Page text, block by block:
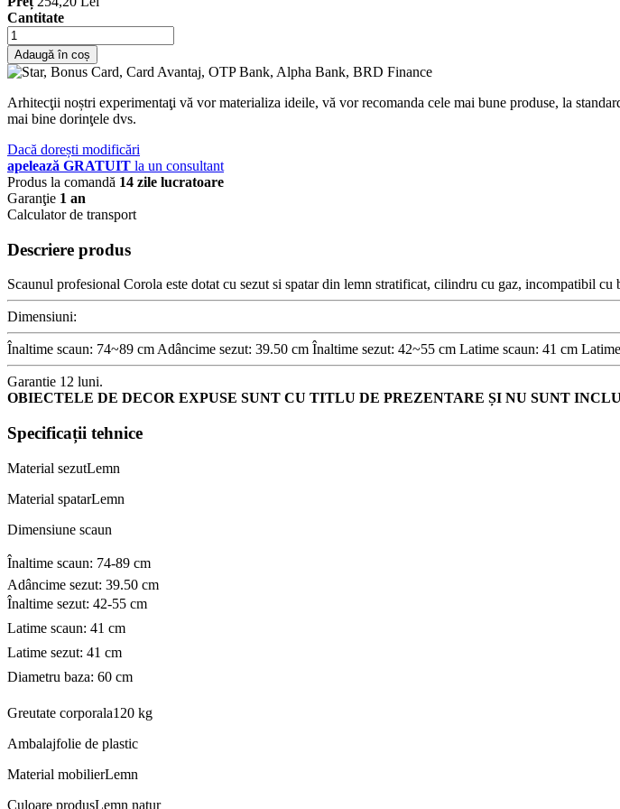
Cantitate
Adaugă în coș
Arhitecţii noștri experimentaţi vă vor materializa ideile, vă vor recomanda cele mai bune produse, la
mai bine dorinţele dvs.
Dacă dorești modificări
apelează GRATUIT la un consultant
Produs la comandă 14 zile lucratoare
Garanţie 1 an
Calculator de transport
Descriere produs
Scaunul profesional Corola este dotat cu sezut si spatar din lemn stratificat, cilindru cu gaz, incompatibil cu
Dimensiuni:
Înaltime scaun: 74~89 cm Adâncime sezut: 39.50 cm Înaltime sezut: 42~55 cm Latime scaun: 41 cm
Garantie 12 luni.
OBIECTELE DE DECOR EXPUSE SUNT CU TITLU DE PREZENTARE ȘI NU SUNT
Specificații tehnice
Material sezutLemn
Material spatarLemn
Dimensiune scaun
Înaltime scaun: 74-89 cm
Adâncime sezut: 39.50 cm
Înaltime sezut: 42-55 cm
Latime scaun: 41 cm
Latime sezut: 41 cm
Diametru baza: 60 cm
Greutate corporala120 kg
Ambalajfolie de plastic
Material mobilierLemn
Culoare produsLemn natur